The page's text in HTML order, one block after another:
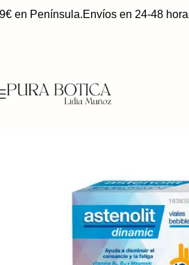
en Península.Envíos en 24-48